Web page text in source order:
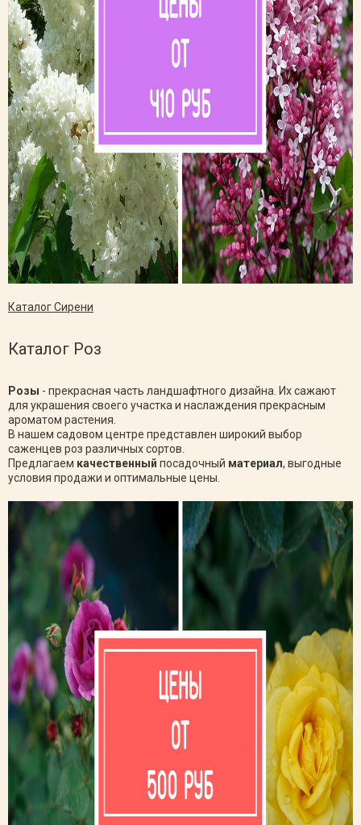
Каталог Сирени
Каталог Роз
Розы - прекрасная часть ландшафтного дизайна. Их сажают
для украшения своего участка и наслаждения прекрасным
ароматом растения.
В нашем садовом центре представлен широкий выбор
саженцев роз различных сортов.
Предлагаем качественный посадочный материал, выгодные
условия продажи и оптимальные цены.